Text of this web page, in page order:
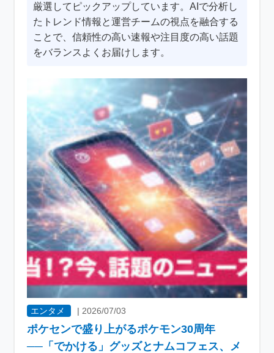
厳選してピックアップしています。AIで分析し
たトレンド情報と運営チームの視点を融合する
ことで、信頼性の高い速報や注目度の高い話題
をバランスよくお届けします。
エンタメ | 2026/07/03
ポケセンで盛り上がるポケモン30周年
──「でかける」グッズとナムコフェス、メ